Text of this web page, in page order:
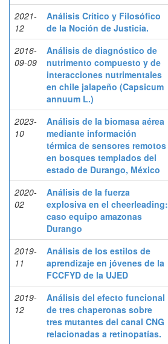
2021-
12
Análisis Crítico y Filosófico
de la Noción de Justicia.
2016-
09-09
Análisis de diagnóstico de
nutrimento compuesto y de
interacciones nutrimentales
en chile jalapeño (Capsicum
annuum L.)
2023-
10
Análisis de la biomasa aérea
mediante información
térmica de sensores remotos
en bosques templados del
estado de Durango, México
2020-
02
Análisis de la fuerza
explosiva en el cheerleading:
caso equipo amazonas
Durango
2019-
11
Análisis de los estilos de
aprendizaje en jóvenes de la
FCCFYD de la UJED
2019-
12
Análisis del efecto funcional
de tres chaperonas sobre
tres mutantes del canal CNG
relacionadas a retinopatías.